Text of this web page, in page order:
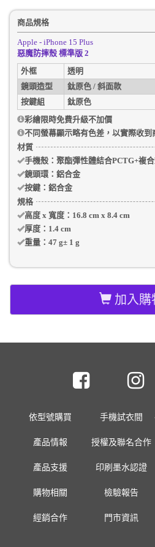
商品規格
Apple - iPhone 15 Plus
惡魔防摔殼 標準版 2
外框
透明
鏡頭造型
鈦原色 / 斜面款
按鍵組
鈦原色
彩繪限時免費升級不加價
不同螢幕顯示略有色差，以實際收到
材質
手機殼：聚酯彈性體結合PCTG+複
鏡頭環： 鋁合金
按鍵： 鋁合金
規格
高度 x 寬度： 16.8 cm x 8.4 cm
厚度： 1.4 cm
重量： 47 g±1 g
加入購
依型號購買 手機試衣間
產品情報 授權及聯名合作
產品支援 印刷墨水認證
購物相關 檢驗報告
經銷合作 門市資訊